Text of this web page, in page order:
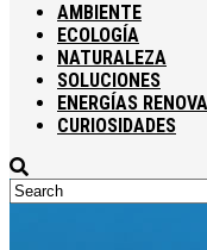
AMBIENTE
ECOLOGÍA
NATURALEZA
SOLUCIONES
ENERGÍAS
CURIOSIDADES